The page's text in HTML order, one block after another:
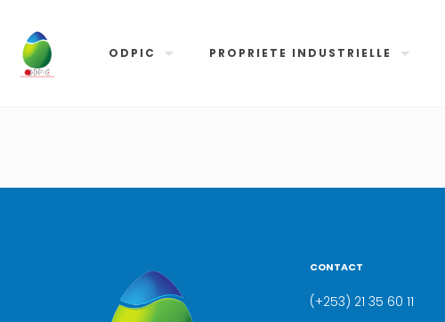
ODPIC PROPRIETE INDUSTRIELLE
CONTACT
(+253) 21 35 60 11